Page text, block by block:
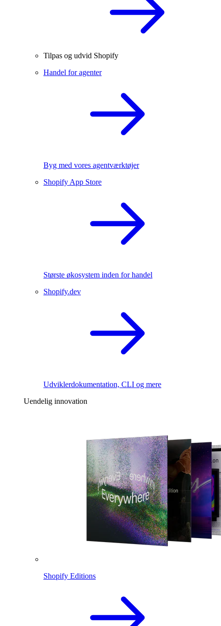
Tilpas og udvid Shopify
Handel for agenter
Byg med vores agentværktøjer
Shopify App Store
Største økosystem inden for handel
Shopify.dev
Udviklerdokumentation, CLI og mere
Uendelig innovation
Shopify Editions